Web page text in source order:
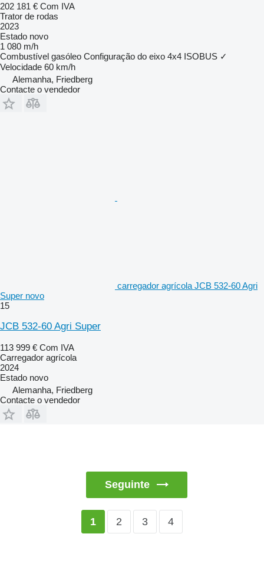
202 181 € Com IVA
Trator de rodas
2023
Estado novo
1 080 m/h
Combustível gasóleo Configuração do eixo 4x4 ISOBUS ✓
Velocidade 60 km/h
Alemanha, Friedberg
Contacte o vendedor
carregador agrícola JCB 532-60 Agri
Super novo
15
JCB 532-60 Agri Super
113 999 € Com IVA
Carregador agrícola
2024
Estado novo
Alemanha, Friedberg
Contacte o vendedor
Seguinte
1 2 3 4